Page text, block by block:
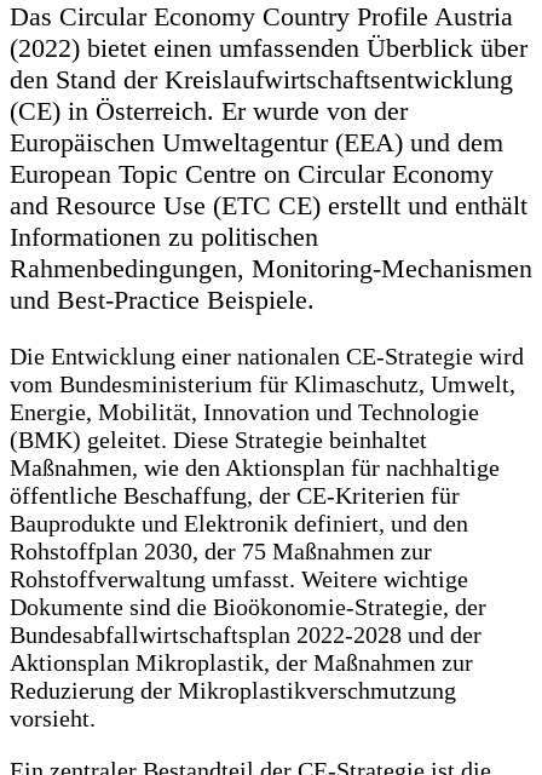
Das Circular Economy Country Profile Austria
(2022) bietet einen umfassenden Überblick über
den Stand der Kreislaufwirtschaftsentwicklung
(CE) in Österreich. Er wurde von der
Europäischen Umweltagentur (EEA) und dem
European Topic Centre on Circular Economy
and Resource Use (ETC CE) erstellt und enthält
Informationen zu politischen
Rahmenbedingungen, Monitoring-Mechanismen
und Best-Practice Beispiele.
Die Entwicklung einer nationalen CE-Strategie wird
vom Bundesministerium für Klimaschutz, Umwelt,
Energie, Mobilität, Innovation und Technologie
(BMK) geleitet. Diese Strategie beinhaltet
Maßnahmen, wie den Aktionsplan für nachhaltige
öffentliche Beschaffung, der CE-Kriterien für
Bauprodukte und Elektronik definiert, und den
Rohstoffplan 2030, der 75 Maßnahmen zur
Rohstoffverwaltung umfasst. Weitere wichtige
Dokumente sind die Bioökonomie-Strategie, der
Bundesabfallwirtschaftsplan 2022-2028 und der
Aktionsplan Mikroplastik, der Maßnahmen zur
Reduzierung der Mikroplastikverschmutzung
vorsieht.